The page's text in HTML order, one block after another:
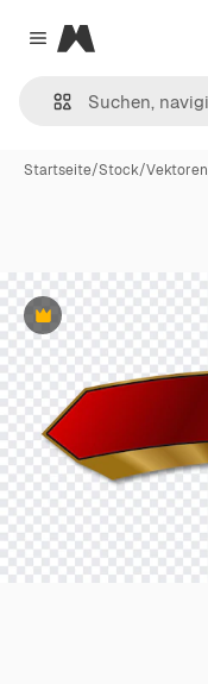
Close menu
Magnific
Startseite/Stock/Vektoren
Premium